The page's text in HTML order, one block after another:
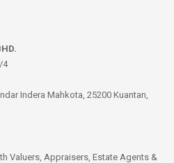
4
Indera Mahkota, 25200 Kuantan,
Valuers, Appraisers, Estate Agents &